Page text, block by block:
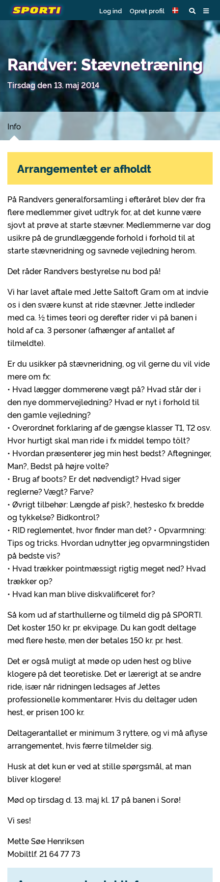
Log ind Opret profil
Randver: Stævnetræning
Tirsdag den 13. maj 2014
Info
På Randvers generalforsamling i efteråret blev der fra
flere medlemmer givet udtryk for, at det kunne være
sjovt at prøve at starte stævner. Medlemmerne var dog
usikre på de grundlæggende forhold i forhold til at
starte stævneridning og savnede vejledning herom.
Det råder Randvers bestyrelse nu bod på!
Vi har lavet aftale med Jette Saltoft Gram om at indvie
os i den svære kunst at ride stævner. Jette indleder
med ca. ½ times teori og derefter rider vi på banen i
hold af ca. 3 personer (afhænger af antallet af
tilmeldte).
Er du usikker på stævneridning, og vil gerne du vil vide
mere om fx:
• Hvad lægger dommerene vægt på? Hvad står der i
den nye dommervejledning? Hvad er nyt i forhold til
den gamle vejledning?
• Overordnet forklaring af de gængse klasser T1, T2 osv.
Hvor hurtigt skal man ride i fx middel tempo tölt?
• Hvordan præsenterer jeg min hest bedst? Aftegninger,
Man?, Bedst på højre volte?
• Brug af boots? Er det nødvendigt? Hvad siger
reglerne? Vægt? Farve?
• Øvrigt tilbehør: Længde af pisk?, hestesko fx bredde
og tykkelse? Bidkontrol?
• RID reglementet, hvor finder man det? • Opvarmning:
Tips og tricks. Hvordan udnytter jeg opvarmningstiden
på bedste vis?
• Hvad trækker pointmæssigt rigtig meget ned? Hvad
trækker op?
• Hvad kan man blive diskvalificeret for?
Så kom ud af starthullerne og tilmeld dig på SPORTI.
Det koster 150 kr. pr. ekvipage. Du kan godt deltage
med flere heste, men der betales 150 kr. pr. hest.
Det er også muligt at møde op uden hest og blive
klogere på det teoretiske. Det er lærerigt at se andre
ride, især når ridningen ledsages af Jettes
professionelle kommentarer. Hvis du deltager uden
hest, er prisen 100 kr.
Deltagerantallet er minimum 3 ryttere, og vi må aflyse
arrangementet, hvis færre tilmelder sig.
Husk at det kun er ved at stille spørgsmål, at man
bliver klogere!
Mød op tirsdag d. 13. maj kl. 17 på banen i Sorø!
Vi ses!
Mette Søe Henriksen
Mobiltlf. 21 64 77 73
Arrangementet er afholdt